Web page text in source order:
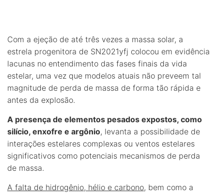
Com a ejeção de até três vezes a massa solar, a
estrela progenitora de SN2021yfj colocou em evidência
lacunas no entendimento das fases finais da vida
estelar, uma vez que modelos atuais não preveem tal
magnitude de perda de massa de forma tão rápida e
antes da explosão.
A presença de elementos pesados expostos, como
silício, enxofre e argônio, levanta a possibilidade de
interações estelares complexas ou ventos estelares
significativos como potenciais mecanismos de perda
de massa.
A falta de hidrogênio, hélio e carbono, bem como a